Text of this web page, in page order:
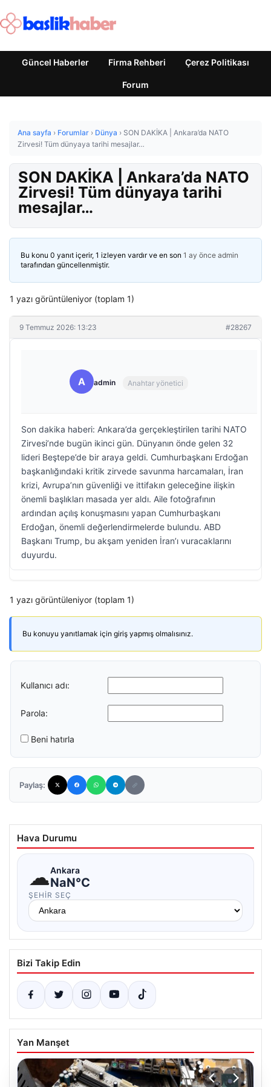
Güncel Haberler Firma Rehberi Çerez Politikası
Forum
Ana sayfa › Forumlar › Dünya › SON DAKİKA | Ankara’da NATO
Zirvesi! Tüm dünyaya tarihi mesajlar…
SON DAKİKA | Ankara’da NATO
Zirvesi! Tüm dünyaya tarihi
mesajlar…
Bu konu 0 yanıt içerir, 1 izleyen vardır ve en son 1 ay önce admin
tarafından güncellenmiştir.
1 yazı görüntüleniyor (toplam 1)
9 Temmuz 2026: 13:23 #28267
A admin Anahtar yönetici
Son dakika haberi: Ankara’da gerçekleştirilen tarihi NATO
Zirvesi’nde bugün ikinci gün. Dünyanın önde gelen 32
lideri Beştepe’de bir araya geldi. Cumhurbaşkanı Erdoğan
başkanlığındaki kritik zirvede savunma harcamaları, İran
krizi, Avrupa’nın güvenliği ve ittifakın geleceğine ilişkin
önemli başlıkları masada yer aldı. Aile fotoğrafının
ardından açılış konuşmasını yapan Cumhurbaşkanı
Erdoğan, önemli değerlendirmelerde bulundu. ABD
Başkanı Trump, bu akşam yeniden İran’ı vuracaklarını
duyurdu.
1 yazı görüntüleniyor (toplam 1)
Bu konuyu yanıtlamak için giriş yapmış olmalısınız.
Kullanıcı adı:
Parola:
Beni hatırla
Paylaş:
Hava Durumu
☁Ankara
NaN°C
ŞEHIR SEÇ
Bizi Takip Edin
Yan Manşet